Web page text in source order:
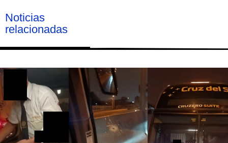
Noticias
relacionadas
Página
Página
Página
Página
Página